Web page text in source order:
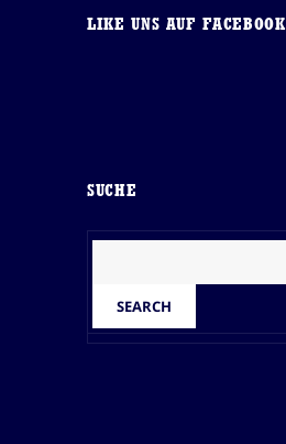
LIKE UNS AUF FACEBOOK
SUCHE